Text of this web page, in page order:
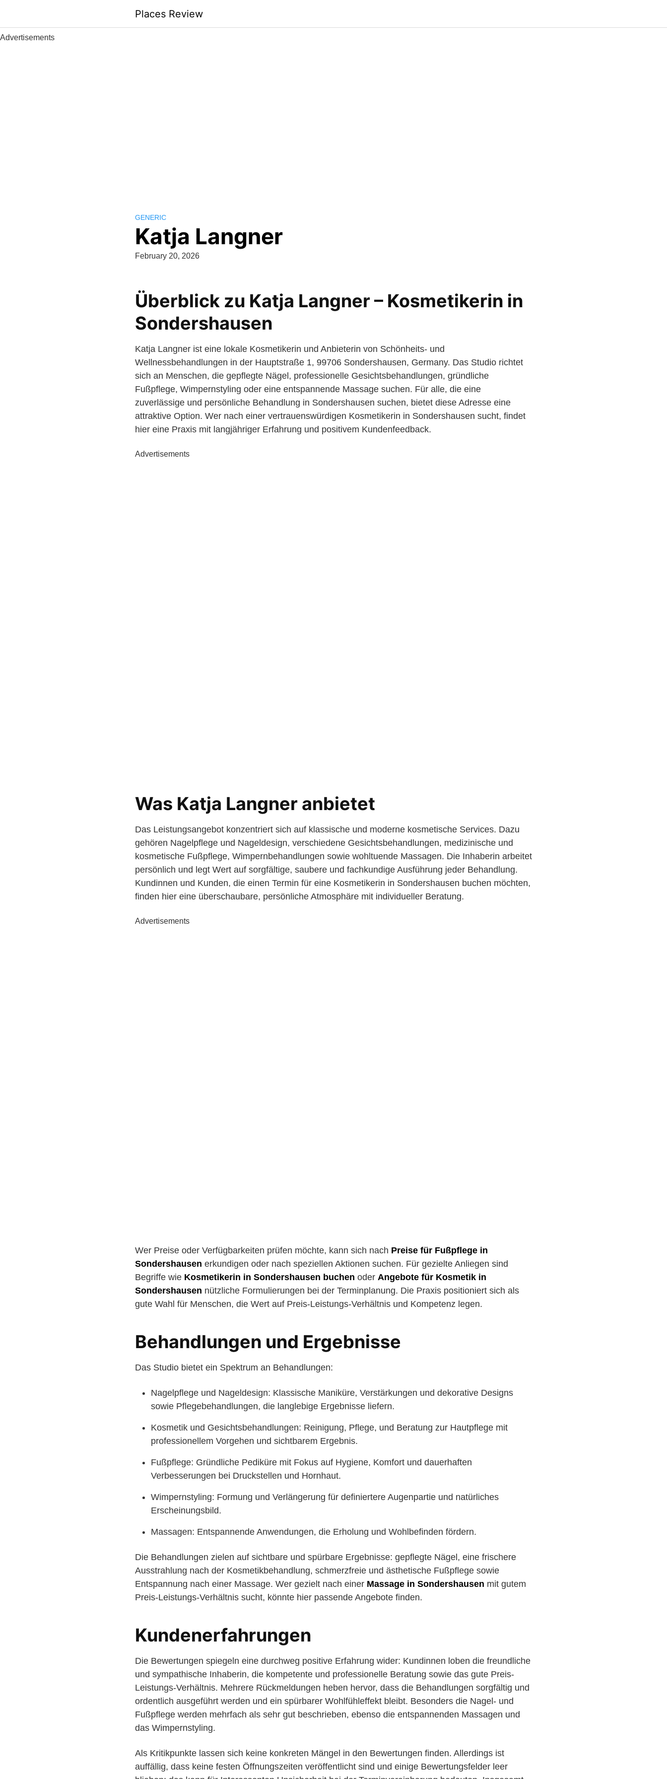
content
Places Review
Advertisements
GENERIC
Katja Langner
February 20, 2026
Überblick zu Katja Langner – Kosmetikerin in
Sondershausen
Katja Langner ist eine lokale Kosmetikerin und Anbieterin von Schönheits- und
Wellnessbehandlungen in der Hauptstraße 1, 99706 Sondershausen, Germany. Das Studio richtet
sich an Menschen, die gepflegte Nägel, professionelle Gesichtsbehandlungen, gründliche
Fußpflege, Wimpernstyling oder eine entspannende Massage suchen. Für alle, die eine
zuverlässige und persönliche Behandlung in Sondershausen suchen, bietet diese Adresse eine
attraktive Option. Wer nach einer vertrauenswürdigen Kosmetikerin in Sondershausen sucht, findet
hier eine Praxis mit langjähriger Erfahrung und positivem Kundenfeedback.
Advertisements
Was Katja Langner anbietet
Das Leistungsangebot konzentriert sich auf klassische und moderne kosmetische Services. Dazu
gehören Nagelpflege und Nageldesign, verschiedene Gesichtsbehandlungen, medizinische und
kosmetische Fußpflege, Wimpernbehandlungen sowie wohltuende Massagen. Die Inhaberin arbeitet
persönlich und legt Wert auf sorgfältige, saubere und fachkundige Ausführung jeder Behandlung.
Kundinnen und Kunden, die einen Termin für eine Kosmetikerin in Sondershausen buchen möchten,
finden hier eine überschaubare, persönliche Atmosphäre mit individueller Beratung.
Advertisements
Wer Preise oder Verfügbarkeiten prüfen möchte, kann sich nach Preise für Fußpflege in
Sondershausen erkundigen oder nach speziellen Aktionen suchen. Für gezielte Anliegen sind
Begriffe wie Kosmetikerin in Sondershausen buchen oder Angebote für Kosmetik in
Sondershausen nützliche Formulierungen bei der Terminplanung. Die Praxis positioniert sich als
gute Wahl für Menschen, die Wert auf Preis-Leistungs-Verhältnis und Kompetenz legen.
Behandlungen und Ergebnisse
Das Studio bietet ein Spektrum an Behandlungen:
Nagelpflege und Nageldesign: Klassische Maniküre, Verstärkungen und dekorative Designs
sowie Pflegebehandlungen, die langlebige Ergebnisse liefern.
Kosmetik und Gesichtsbehandlungen: Reinigung, Pflege, und Beratung zur Hautpflege mit
professionellem Vorgehen und sichtbarem Ergebnis.
Fußpflege: Gründliche Pediküre mit Fokus auf Hygiene, Komfort und dauerhaften
Verbesserungen bei Druckstellen und Hornhaut.
Wimpernstyling: Formung und Verlängerung für definiertere Augenpartie und natürliches
Erscheinungsbild.
Massagen: Entspannende Anwendungen, die Erholung und Wohlbefinden fördern.
Die Behandlungen zielen auf sichtbare und spürbare Ergebnisse: gepflegte Nägel, eine frischere
Ausstrahlung nach der Kosmetikbehandlung, schmerzfreie und ästhetische Fußpflege sowie
Entspannung nach einer Massage. Wer gezielt nach einer Massage in Sondershausen mit gutem
Preis-Leistungs-Verhältnis sucht, könnte hier passende Angebote finden.
Kundenerfahrungen
Die Bewertungen spiegeln eine durchweg positive Erfahrung wider: Kundinnen loben die freundliche
und sympathische Inhaberin, die kompetente und professionelle Beratung sowie das gute Preis-
Leistungs-Verhältnis. Mehrere Rückmeldungen heben hervor, dass die Behandlungen sorgfältig und
ordentlich ausgeführt werden und ein spürbarer Wohlfühleffekt bleibt. Besonders die Nagel- und
Fußpflege werden mehrfach als sehr gut beschrieben, ebenso die entspannenden Massagen und
das Wimpernstyling.
Als Kritikpunkte lassen sich keine konkreten Mängel in den Bewertungen finden. Allerdings ist
auffällig, dass keine festen Öffnungszeiten veröffentlicht sind und einige Bewertungsfelder leer